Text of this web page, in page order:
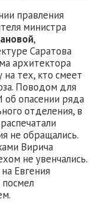
правления
министра
,
Саратова
архитектора
на тех, кто смеет
Поводом для
об опасении ряда
отделения, в
не обращались.
Вирича
не увенчались.
Евгения
посмел